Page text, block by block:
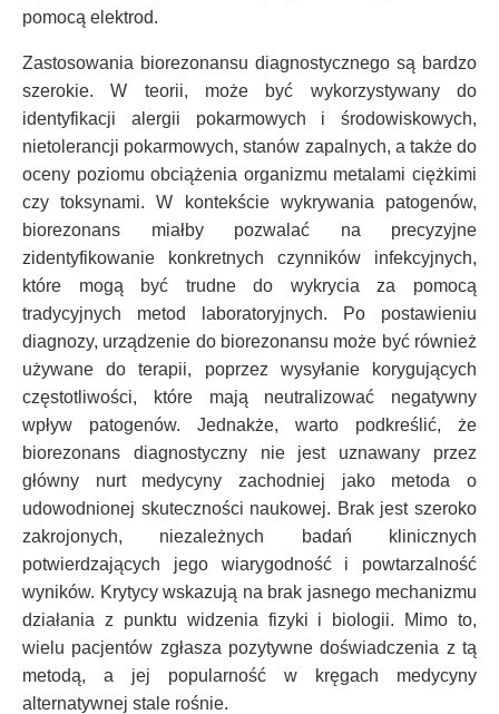
pomocą elektrod.
Zastosowania biorezonansu diagnostycznego są bardzo
szerokie. W teorii, może być wykorzystywany do
identyfikacji alergii pokarmowych i środowiskowych,
nietolerancji pokarmowych, stanów zapalnych, a także do
oceny poziomu obciążenia organizmu metalami ciężkimi
czy toksynami. W kontekście wykrywania patogenów,
biorezonans miałby pozwalać na precyzyjne
zidentyfikowanie konkretnych czynników infekcyjnych,
które mogą być trudne do wykrycia za pomocą
tradycyjnych metod laboratoryjnych. Po postawieniu
diagnozy, urządzenie do biorezonansu może być również
używane do terapii, poprzez wysyłanie korygujących
częstotliwości, które mają neutralizować negatywny
wpływ patogenów. Jednakże, warto podkreślić, że
biorezonans diagnostyczny nie jest uznawany przez
główny nurt medycyny zachodniej jako metoda o
udowodnionej skuteczności naukowej. Brak jest szeroko
zakrojonych, niezależnych badań klinicznych
potwierdzających jego wiarygodność i powtarzalność
wyników. Krytycy wskazują na brak jasnego mechanizmu
działania z punktu widzenia fizyki i biologii. Mimo to,
wielu pacjentów zgłasza pozytywne doświadczenia z tą
metodą, a jej popularność w kręgach medycyny
alternatywnej stale rośnie.